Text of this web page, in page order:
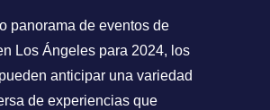
panorama de eventos de
Los Ángeles para 2024, los
anticipar una variedad
de experiencias que